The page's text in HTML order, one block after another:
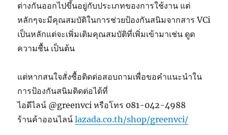
ต่างกันออกไปขึ้นอยู่กับประเภทของการใช้งาน แต่
หลักๆจะมีคุณสมบัติในการช่วยป้องกันสนิมจากสาร VCi
เป็นหลักแต่จะเพิ่มเติมคุณสมบัติที่เพิ่มเข้ามาเช่น ดูด
ความชื้น เป็นต้น
แต่หากสนใจสั่งซื้อติดต่อสอบถามเพื่อขอคำแนะนำใน
การป้องกันสนิมติดต่อได้ที่
ไอดีไลน์ @greenvci หรือโทร 081-042-4988
ร้านค้าออนไลน์lazada.co.th/shop/greenvci/